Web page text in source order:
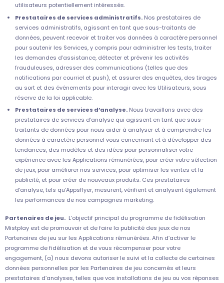
utilisateurs potentiellement intéressés.
Prestataires de services administratifs.Nos prestataires de
services administratifs, agissant en tant que sous-traitants de
données, peuvent recevoir et traiter vos données à caractère personnel
pour soutenir les Services, y compris pour administrer les tests, traiter
les demandes d’assistance, détecter et prévenir les activités
frauduleuses, adresser des communications (telles que des
notifications par courriel et push), et assurer des enquêtes, des tirages
au sort et des événements pour interagir avec les Utilisateurs, sous
réserve de la loi applicable.
Prestataires de services d’analyse.Nous travaillons avec des
prestataires de services d’analyse qui agissent en tant que sous-
traitants de données pour nous aider à analyser et à comprendre les
données à caractère personnel vous concernant et à développer des
tendances, des modèles et des idées pour personnaliser votre
expérience avec les Applications rémunérées, pour créer votre sélection
de jeux, pour améliorer nos services, pour optimiser les ventes et la
publicité, et pour créer de nouveaux produits. Ces prestataires
d’analyse, tels qu’Appsflyer, mesurent, vérifient et analysent également
les performances de nos campagnes marketing.
Partenaires de jeu.L’objectif principal du programme de fidélisation
Mistplay est de promouvoir et de faire la publicité des jeux de nos
Partenaires de jeu sur les Applications rémunérées. Afin d’activer le
programme de fidélisation et de vous récompenser pour votre
engagement, (a) nous devons autoriser le suivi et la collecte de certaines
données personnelles par les Partenaires de jeu concernés et leurs
prestataires d’analyses, telles que vos installations de jeu ou vos réponses